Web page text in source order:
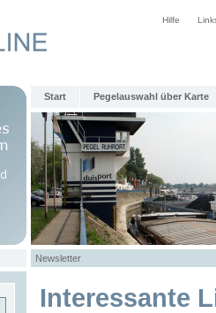
Hilfe
Start Pegelauswahl über Karte
Newsletter
Interessante